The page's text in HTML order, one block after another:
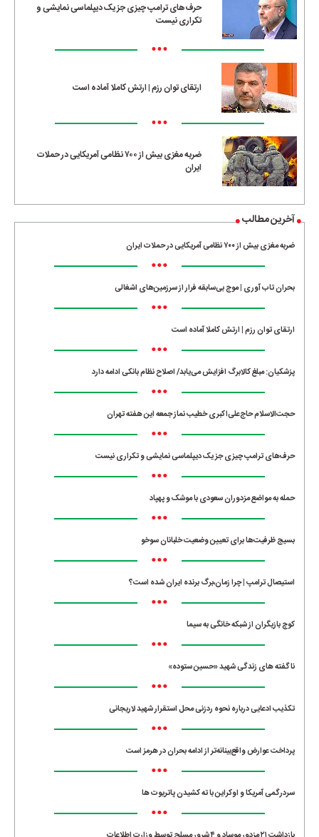
حرف‌های ترامپ چیزی جز یک دیپلماسی نمایشی و
تکراری نیست
•••
ارتقای توان رزم | ارتش کاملا آماده است
•••
ضربه مغزی بیش از ۷۰۰ نظامی آمریکایی در حملات
ایران
آخرین مطالب
ضربه مغزی بیش از ۷۰۰ نظامی آمریکایی در حملات ایران
•••
بحران تاب آوری | موج بی‌سابقه فرار از سرزمین‌های اشغالی
•••
ارتقای توان رزم | ارتش کاملا آماده است
•••
پزشکیان: مبلغ کالابرگ افزایش می‌یابد/ اصلاح نظام بانکی ادامه دارد
•••
حجت‌الاسلام حاج‌علی‌اکبری خطیب نماز جمعه این هفته تهران
•••
حرف‌های ترامپ چیزی جز یک دیپلماسی نمایشی و تکراری نیست
•••
حمله به مواضع مزدوران سعودی با موشک و پهپاد
•••
بسیج ظرفیت‌ها برای تعیین وضعیت خلبانان سوخو
•••
استیصال ترامپ | چرا زمان،برگ برنده ایران شده است؟
•••
کوچ بازیگران از شبکه خانگی به سیما
•••
ناگفته های زندگی شهید «حسین ستوده»
•••
تکذیب ادعایی درباره نحوه ردزنی محل استقرار شهید لاریجانی
•••
پرداخت عوارض واقع‌بینانه‌تر از ادامه بحران در هرمز است
•••
سردرگمی آمریکا و اوکراین با ته کشیدن پاتریوت ها
•••